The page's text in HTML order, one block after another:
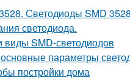
Светодиоды SMD
светодиода.
виды SMD-светодиодов
параметры
постройки дома